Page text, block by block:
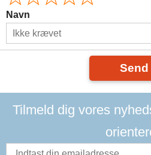
Navn
Send
Tilmeld dig vores